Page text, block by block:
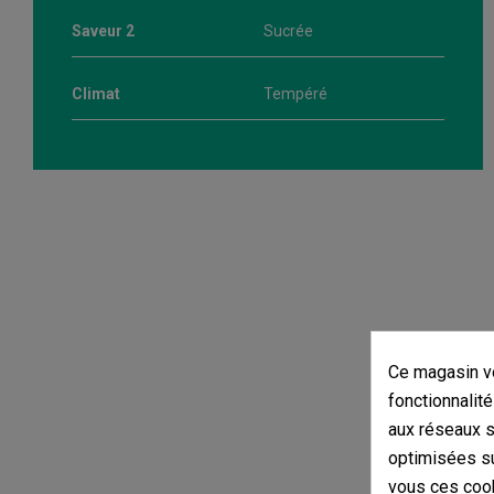
Saveur 2 Sucrée
Climat Tempéré
Ce magasin
aux réseaux
optimisées
vous ces